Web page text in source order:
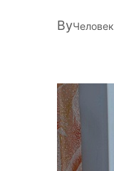
ByЧеловек